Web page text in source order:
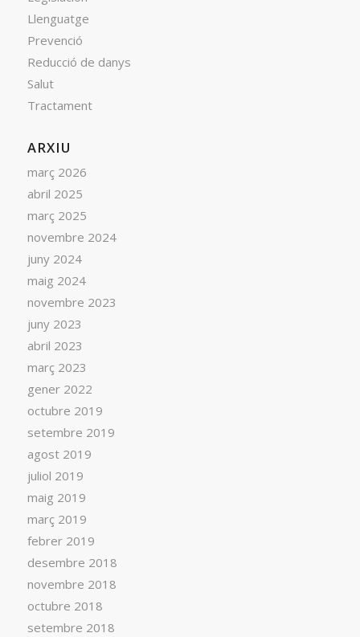
Llenguatge
Prevenció
Reducció de danys
Salut
Tractament
ARXIU
març 2026
abril 2025
març 2025
novembre 2024
juny 2024
maig 2024
novembre 2023
juny 2023
abril 2023
març 2023
gener 2022
octubre 2019
setembre 2019
agost 2019
juliol 2019
maig 2019
març 2019
febrer 2019
desembre 2018
novembre 2018
octubre 2018
setembre 2018